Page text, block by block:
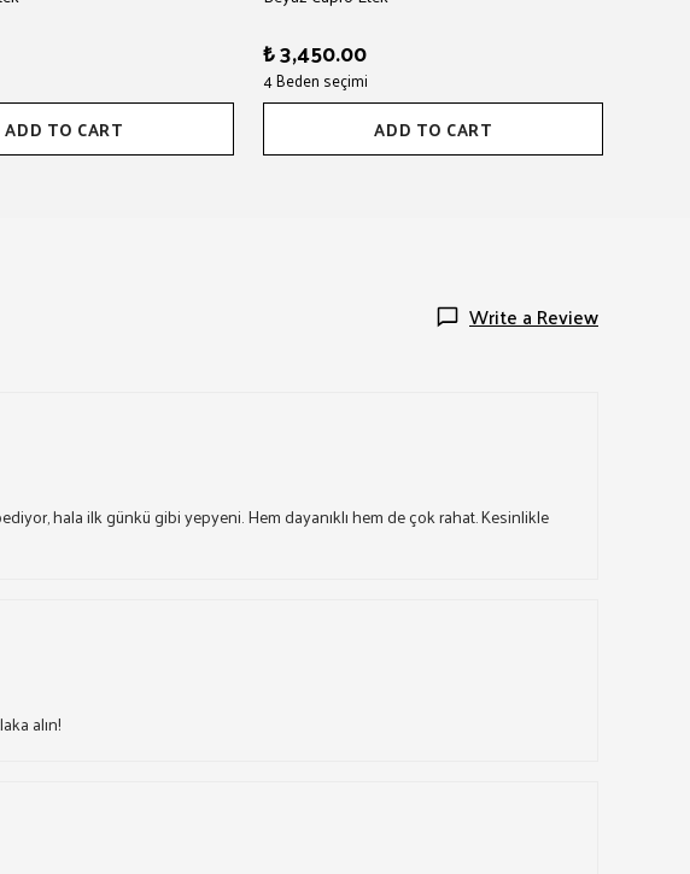
ADD TO CART
₺ 3,450.00
4 Beden seçimi
ADD TO CART
Write a Review
hala ilk günkü gibi yepyeni. Hem dayanıklı hem de çok rahat. Kesinlikle
alın!